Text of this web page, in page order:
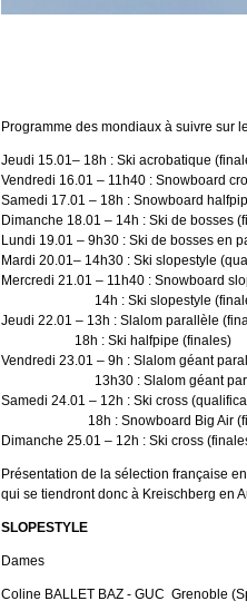
Programme des mondiaux à suivre sur
Jeudi 15.01– 18h : Ski acrobatique
Vendredi 16.01 – 11h40 : Snowboard
Samedi 17.01 – 18h : Snowboard
Dimanche 18.01 – 14h : Ski de bosses
Lundi 19.01 – 9h30 : Ski de bosses en
Mardi 20.01– 14h30 : Ski slopestyle
Mercredi 21.01 – 11h40 : Snowboard
14h : Ski slopestyle
Jeudi 22.01 – 13h : Slalom parallèle
18h : Ski halfpipe (finales)
Vendredi 23.01 – 9h : Slalom géant
13h30 : Slalom géant
Samedi 24.01 – 12h : Ski cross
18h : Snowboard Big Air
Dimanche 25.01 – 12h : Ski cross
Présentation de la sélection française
qui se tiendront donc à Kreischberg en
SLOPESTYLE
Dames
Coline BALLET BAZ - GUC Grenoble